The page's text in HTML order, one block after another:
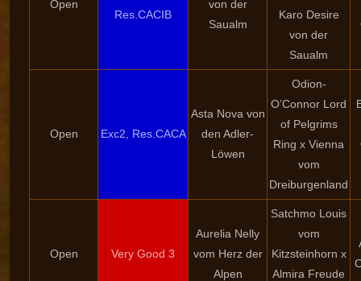
Open
Res.CACIB
von der
Saualm
Karo Desire
von der
Saualm
Open Exc2, Res.CACA
Asta Nova von
den Adler-
Löwen
Odion-
O’Connor Lord
of Pelgrims
Ring x Vienna
vom
Dreiburgenland
Open Very Good 3
Aurelia Nelly
vom Herz der
Alpen
Satchmo Louis
vom
Kitzsteinhorn x
Almira Freude